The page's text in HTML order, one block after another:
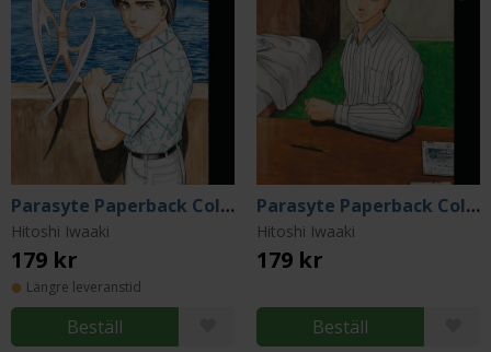
Parasyte Paperback Collection 1
Hitoshi Iwaaki
179 kr
Längre leveranstid
Beställ
Parasyte Paperback Collection 8
Hitoshi Iwaaki
179 kr
Beställ